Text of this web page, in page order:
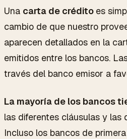
Una carta de crédito es
cambio de que nuestro
aparecen detallados en la
emitidos entre los bancos.
través del banco emisor a
La mayoría de los bancos
las diferentes cláusulas y las
Incluso los bancos de